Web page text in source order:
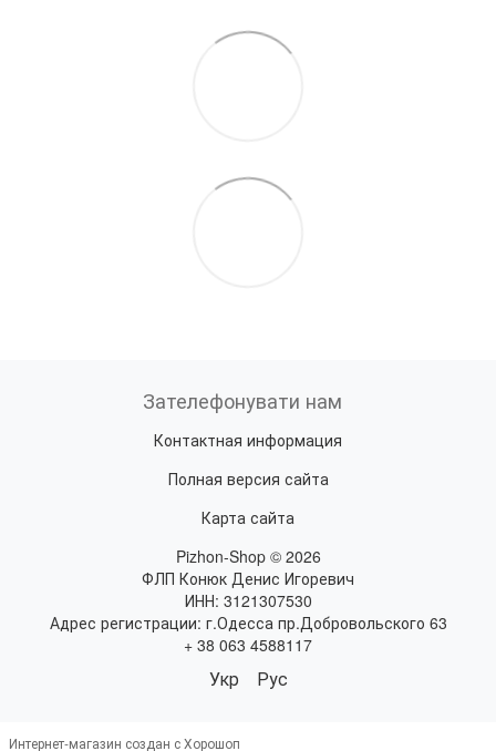
Зателефонувати нам
Контактная информация
Полная версия сайта
Карта сайта
Pizhon-Shop © 2026
ФЛП Конюк Денис Игоревич
ИНН: 3121307530
Адрес регистрации: г.Одесса пр.Добровольского 63
+ 38 063 4588117
Укр Рус
Интернет-магазин создан с Хорошоп